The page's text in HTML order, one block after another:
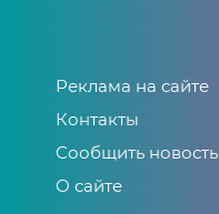
Реклама на сайте
Контакты
Сообщить новость
О сайте